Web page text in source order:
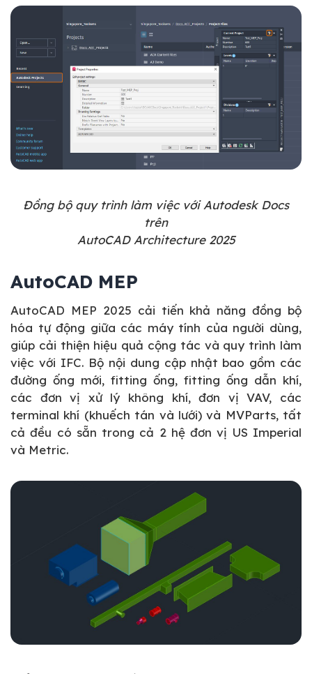
Đồng bộ quy trình làm việc với Autodesk Docs
trên
AutoCAD Architecture 2025
AutoCAD MEP
AutoCAD MEP 2025 cải tiến khả năng đồng bộ
hóa tự động giữa các máy tính của người dùng,
giúp cải thiện hiệu quả cộng tác và quy trình làm
việc với IFC. Bộ nội dung cập nhật bao gồm các
đường ống mới, fitting ống, fitting ống dẫn khí,
các đơn vị xử lý không khí, đơn vị VAV, các
terminal khí (khuếch tán và lưới) và MVParts, tất
cả đều có sẵn trong cả 2 hệ đơn vị US Imperial
và Metric.